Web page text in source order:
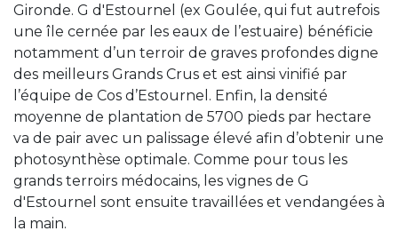
Gironde. G d'Estournel (ex Goulée, qui fut autrefois
une île cernée par les eaux de l’estuaire) bénéficie
notamment d’un terroir de graves profondes digne
des meilleurs Grands Crus et est ainsi vinifié par
l’équipe de Cos d’Estournel. Enfin, la densité
moyenne de plantation de 5700 pieds par hectare
va de pair avec un palissage élevé afin d’obtenir une
photosynthèse optimale. Comme pour tous les
grands terroirs médocains, les vignes de G
d'Estournel sont ensuite travaillées et vendangées à
la main.